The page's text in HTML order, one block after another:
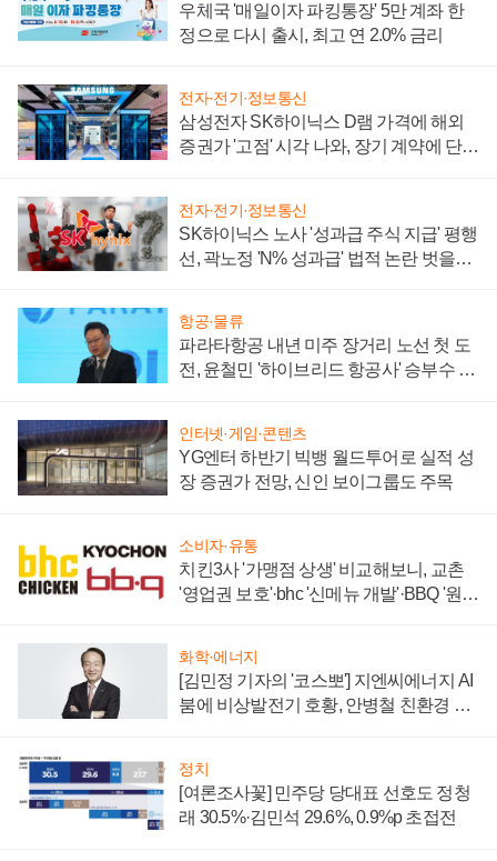
우체국 '매일이자 파킹통장' 5만 계좌 한
정으로 다시 출시, 최고 연 2.0% 금리
전자·전기·정보통신
삼성전자 SK하이닉스 D램 가격에 해외
증권가 '고점' 시각 나와, 장기 계약에 단점
전자·전기·정보통신
SK하이닉스 노사 '성과급 주식 지급' 평행
선, 곽노정 'N% 성과급' 법적 논란 벗을지
항공·물류
파라타항공 내년 미주 장거리 노선 첫 도
전, 윤철민 '하이브리드 항공사' 승부수 통
인터넷·게임·콘텐츠
YG엔터 하반기 빅뱅 월드투어로 실적 성
장 증권가 전망, 신인 보이그룹도 주목
소비자·유통
치킨3사 '가맹점 상생' 비교해보니, 교촌
'영업권 보호'·bhc '신메뉴 개발'·BBQ '원가
화학·에너지
[김민정 기자의 '코스뽀'] 지엔씨에너지 AI
붐에 비상발전기 호황, 안병철 친환경 에
정치
[여론조사꽃] 민주당 당대표 선호도 정청
래 30.5%·김민석 29.6%, 0.9%p 초접전